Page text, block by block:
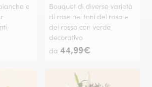
e
Bouquet di diverse varietà
di rose nei toni del rosa e
del rosso con verde
decorativo
da 44,99€